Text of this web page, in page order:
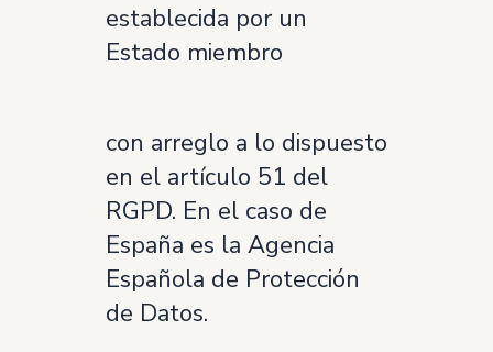
establecida por un
Estado miembro
con arreglo a lo dispuesto
en el artículo 51 del
RGPD. En el caso de
España es la Agencia
Española de Protección
de Datos.